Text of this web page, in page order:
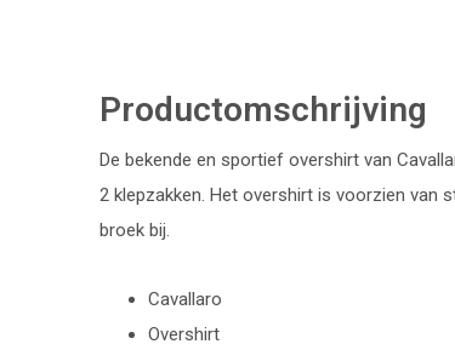
Productomschrijving
De bekende en sportief overshirt van
2 klepzakken. Het overshirt is voorzien van
broek bij.
Cavallaro
Overshirt